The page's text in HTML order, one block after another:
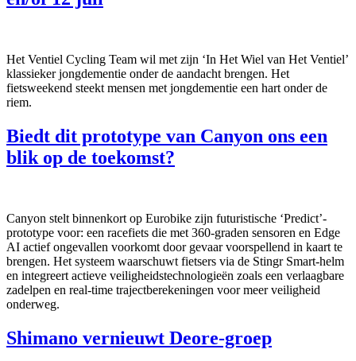
Het Ventiel Cycling Team wil met zijn ‘In Het Wiel van Het Ventiel’
klassieker jongdementie onder de aandacht brengen. Het
fietsweekend steekt mensen met jongdementie een hart onder de
riem.
Biedt dit prototype van Canyon ons een
blik op de toekomst?
Canyon stelt binnenkort op Eurobike zijn futuristische ‘Predict’-
prototype voor: een racefiets die met 360-graden sensoren en Edge
AI actief ongevallen voorkomt door gevaar voorspellend in kaart te
brengen. Het systeem waarschuwt fietsers via de Stingr Smart-helm
en integreert actieve veiligheidstechnologieën zoals een verlaagbare
zadelpen en real-time trajectberekeningen voor meer veiligheid
onderweg.
Shimano vernieuwt Deore-groep